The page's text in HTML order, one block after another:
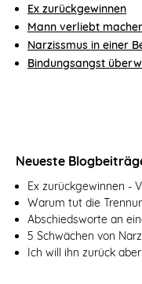
Ex zurückgewinnen
Mann verliebt
Narzissmus in einer
Bindungsangst
Neueste
Ex zurückgewinnen -
Warum tut die
Abschiedsworte an
5 Schwächen von
Ich will ihn zurück